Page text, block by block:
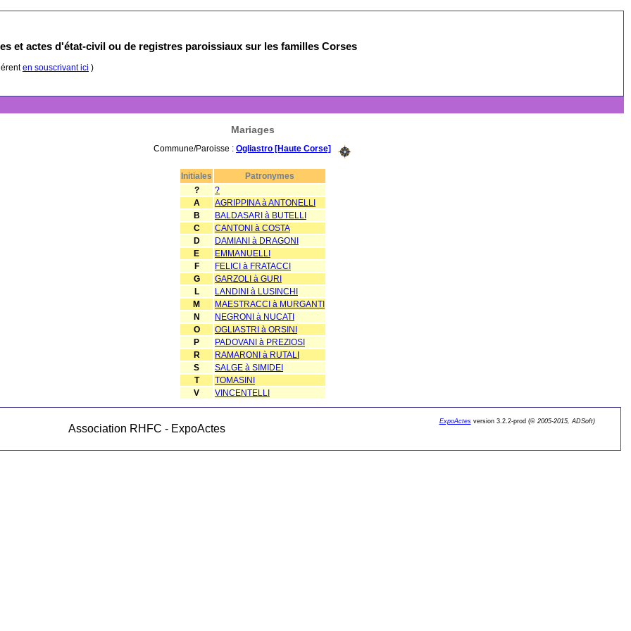
et actes d'état-civil ou de registres paroissiaux sur les familles Corses
en souscrivant ici )
Mariages
Commune/Paroisse : Ogliastro [Haute Corse]
Initiales
Patronymes
?
?
A
AGRIPPINA à ANTONELLI
B
BALDASARI à BUTELLI
C
CANTONI à COSTA
D
DAMIANI à DRAGONI
E
EMMANUELLI
F
FELICI à FRATACCI
G
GARZOLI à GURI
L
LANDINI à LUSINCHI
M
MAESTRACCI à MURGANTI
N
NEGRONI à NUCATI
O
OGLIASTRI à ORSINI
P
PADOVANI à PREZIOSI
R
RAMARONI à RUTALI
S
SALGE à SIMIDEI
T
TOMASINI
V
VINCENTELLI
Association RHFC - ExpoActes
ExpoActesversion 3.2.2-prod (©2005-2015, ADSoft)